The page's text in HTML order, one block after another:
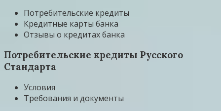
Потребительские кредиты
Кредитные карты банка
Отзывы о кредитах банка
Потребительские кредиты Русского
Стандарта
Условия
Требования и документы